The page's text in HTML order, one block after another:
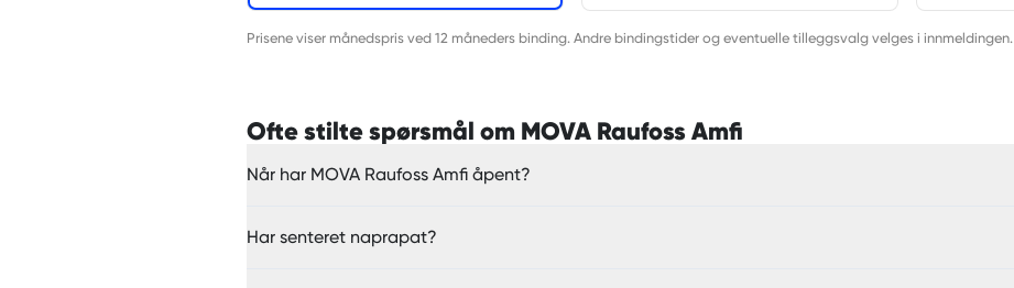
Prisene viser månedspris ved 12 måneders binding. Andre bindingstider og eventuelle tilleggsvalg velges i innmeldingen.
Ofte stilte spørsmål om MOVA Raufoss Amfi
Når har MOVA Raufoss Amfi åpent?
Har senteret naprapat?